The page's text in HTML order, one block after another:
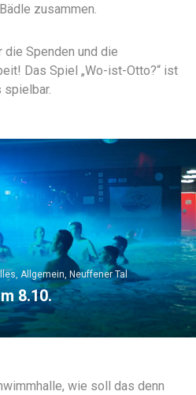
zusammen.
die Spenden und die
Das Spiel „Wo-ist-Otto?“ ist
Allgemein Neuffener Tal
8.10.
wie soll das denn